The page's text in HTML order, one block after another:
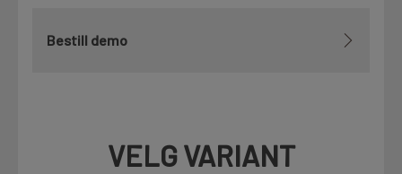
Bestill demo
VELG VARIANT